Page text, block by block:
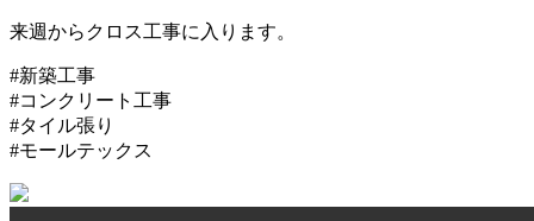
来週からクロス工事に入ります。
#新築工事
#コンクリート工事
#タイル張り
#モールテックス